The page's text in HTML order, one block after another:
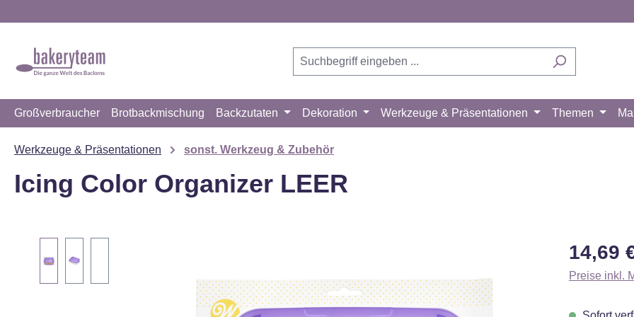
Großverbraucher Brotbackmischung Backzutaten Dekoration Werkzeuge & Präsentationen Themen
Werkzeuge & Präsentationen sonst. Werkzeug & Zubehör
Icing Color Organizer LEER
Regulärer
14,69
Preise inkl.